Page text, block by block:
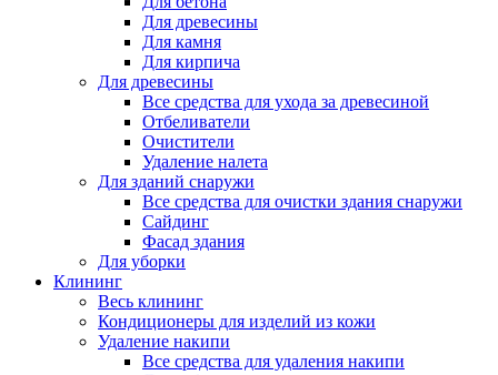
Для древесины
Для камня
Для кирпича
Для древесины
Все средства для ухода за древесиной
Отбеливатели
Очистители
Удаление налета
Для зданий снаружи
Все средства для очистки здания снаружи
Сайдинг
Фасад здания
Для уборки
Клининг
Весь клининг
Кондиционеры для изделий из кожи
Удаление накипи
Все средства для удаления накипи